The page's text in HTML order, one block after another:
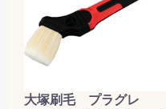
大塚刷毛 プラグレ